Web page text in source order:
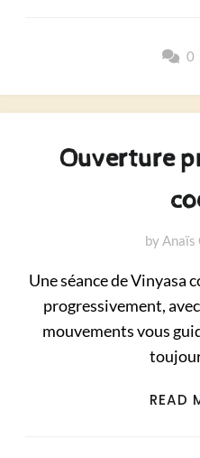
0
Ouverture
byAnaïs
Une séance de Vinyasa
progressivement,
mouvements vous
READ